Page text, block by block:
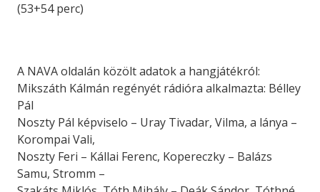
(53+54 perc)
A NAVA oldalán közölt adatok a hangjátékról:
Mikszáth Kálmán regényét rádióra alkalmazta: Bélley
Pál
Noszty Pál képviselo – Uray Tivadar, Vilma, a lánya –
Korompai Vali,
Noszty Feri – Kállai Ferenc, Kopereczky – Balázs
Samu, Stromm –